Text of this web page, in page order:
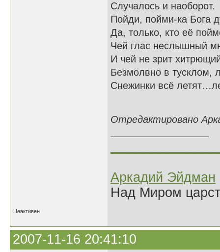
Случалось и наоборот.
Пойди, пойми-ка Бога
Да, только, кто её
Чей глас неслышный
И чей не зрит
Безмолвно в тусклом,
Снежинки всё
Отредактировано
Аркадий Эйдман
Над Миром
Неактивен
2007-11-16 20:41:10